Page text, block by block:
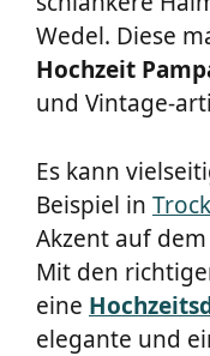
Wedel. Diese
Hochzeit
und Vintage-
Es kann
Beispiel in
Akzent auf
Mit den
eine
elegante und